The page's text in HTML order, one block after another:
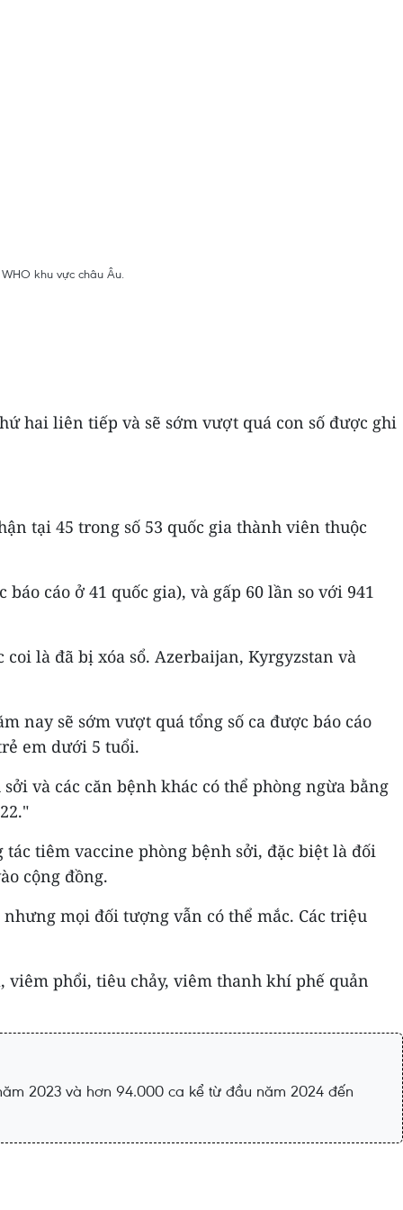
khu vực châu Âu.
hai liên tiếp và sẽ sớm vượt quá con số được ghi
tại 45 trong số 53 quốc gia thành viên thuộc
cáo ở 41 quốc gia), và gấp 60 lần so với 941
là đã bị xóa sổ. Azerbaijan, Kyrgyzstan và
nay sẽ sớm vượt quá tổng số ca được báo cáo
em dưới 5 tuổi.
và các căn bệnh khác có thể phòng ngừa bằng
tiêm vaccine phòng bệnh sởi, đặc biệt là đối
cộng đồng.
mọi đối tượng vẫn có thể mắc. Các triệu
phổi, tiêu chảy, viêm thanh khí phế quản
2023 và hơn 94.000 ca kể từ đầu năm 2024 đến